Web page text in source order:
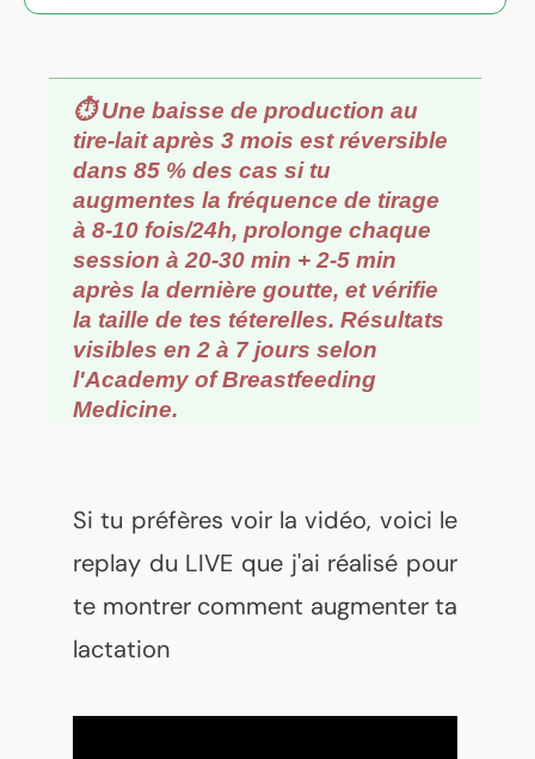
⏱️ Une baisse de production au
tire-lait après 3 mois est réversible
dans 85 % des cas si tu
augmentes la fréquence de tirage
à 8-10 fois/24h, prolonge chaque
session à 20-30 min + 2-5 min
après la dernière goutte, et vérifie
la taille de tes téterelles. Résultats
visibles en 2 à 7 jours selon
l'Academy of Breastfeeding
Medicine.
Si tu préfères voir la vidéo, voici le
replay du LIVE que j'ai réalisé pour
te montrer comment augmenter ta
lactation